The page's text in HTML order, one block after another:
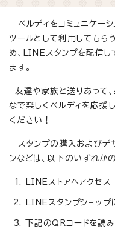
ベルディをコミュニケーシ
ツールとして利用してもら
め、LINEスタンプを配信し
ます。
友達や家族と送りあって、
なで楽しくベルディを応援
ください！
スタンプの購入およびデ
ンなどは、以下のいずれか
LINEストアへアクセス
LINEスタンプショップ
下記のQRコードを読み